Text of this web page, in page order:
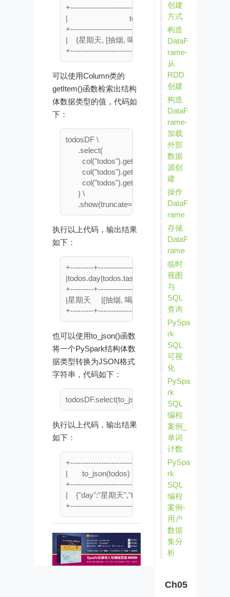
+------------------------------+
|                              todos|
+------------------------------+
|    {星期天, [抽烟, 喝酒, 去烫头]}|
可以使用Column类的
getItem()函数检索出结构
体数据类型的值，代码如
下：
todosDF \
      .select(
        col("todos").getItem("day"),
        col("todos").getItem("tasks"),
      ) \
执行以上代码，输出结果
如下：
+---------+--------------------+----------+
|todos.day|todos.tasks           |first_task|
+---------+--------------------+----------+
|星期天     |[抽烟, 喝酒, 去烫头]   |抽烟        |
也可以使用to_json()函数
将一个PySpark结构体数
据类型转换为JSON格式
字符串，代码如下：
执行以上代码，输出结果
如下：
+-------------------------------------------------+
|       to_json(todos)                                   |
+-------------------------------------------------+
|    {"day":"星期天","tasks":["抽烟","喝酒","去烫头
创建
方式
构造
DataF
rame-
从
RDD
创建
构造
DataF
rame-
加载
外部
数据
源创
建
操作
DataF
rame
存储
DataF
rame
临时
视图
与
SQL
查询
PySpa
rk
SQL
可视
化
PySpa
rk
SQL
编程
案例_
单词
计数
PySpa
rk
SQL
编程
案例-
用户
数据
集分
析
Ch05